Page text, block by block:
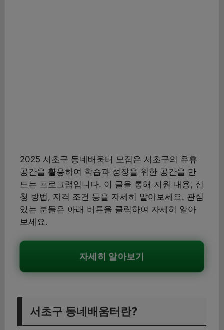
2025 서초구 동네배움터 모집은 서초구의 유휴
공간을 활용하여 학습과 성장을 위한 공간을 만
드는 프로그램입니다. 이 글을 통해 지원 내용, 신
청 방법, 자격 조건 등을 자세히 알아보세요. 관심
있는 분들은 아래 버튼을 클릭하여 자세히 알아
보세요.
자세히 알아보기
서초구 동네배움터란?